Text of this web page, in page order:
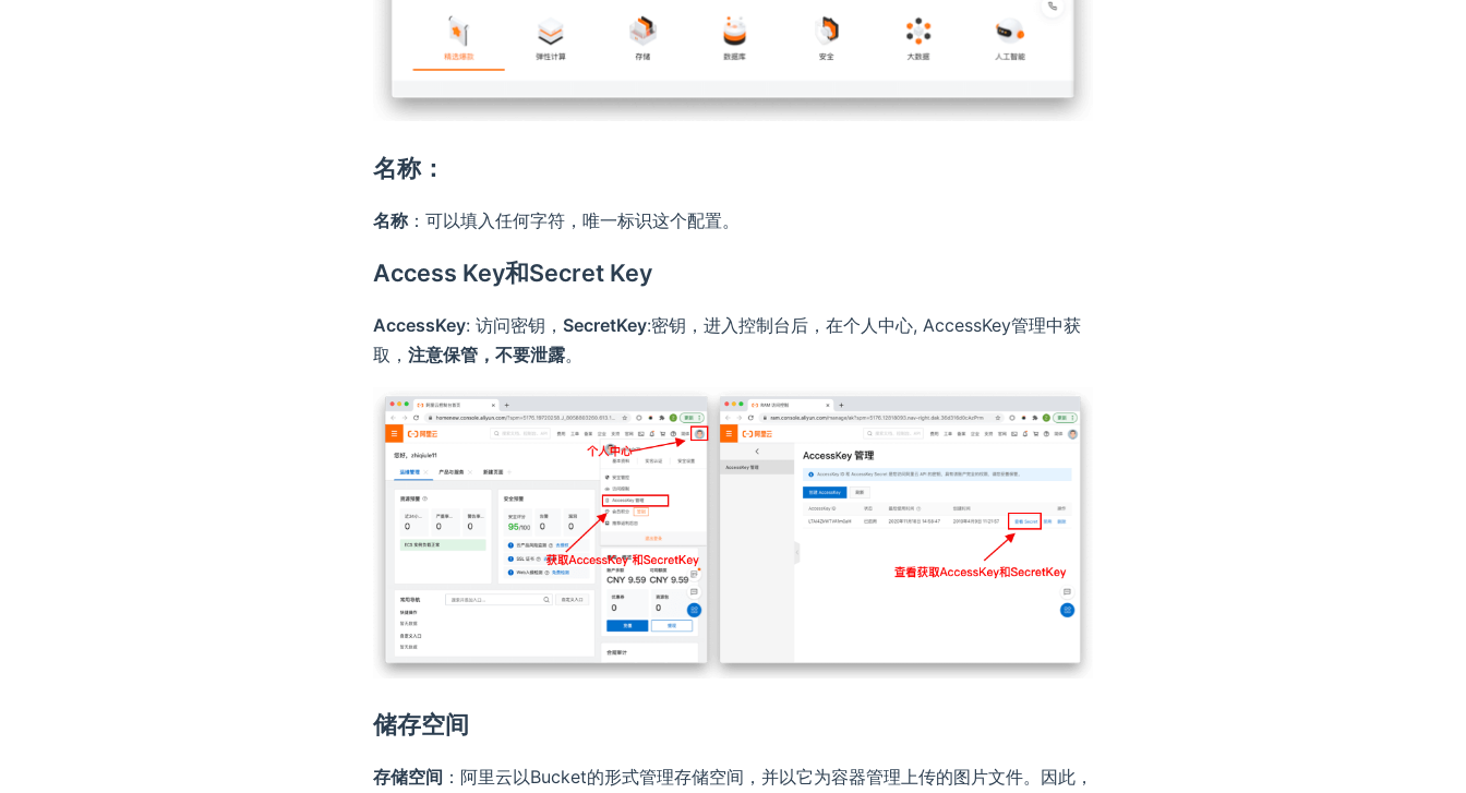
名称：
名称：可以填入任何字符，唯一标识这个配置。
Access Key和Secret Key
AccessKey: 访问密钥， SecretKey:密钥，进入控制台后，在个人中心, AccessKey管理中获
取， 注意保管，不要泄露。
储存空间
存储空间 ：阿里云以Bucket的形式管理存储空间，并以它为容器管理上传的图片文件。因此，